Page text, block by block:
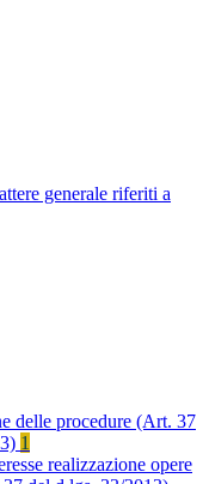
generale riferiti a
delle procedure (Art. 37
1
realizzazione opere